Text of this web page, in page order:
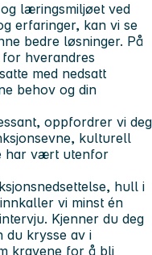
læringsmiljøet ved
erfaringer, kan vi se
bedre løsninger. På
hverandres
med nedsatt
behov og din
oppfordrer vi deg
kulturell
har vært utenfor
hull i
vi minst én
Kjenner du deg
du krysse av i
kravene for å bli